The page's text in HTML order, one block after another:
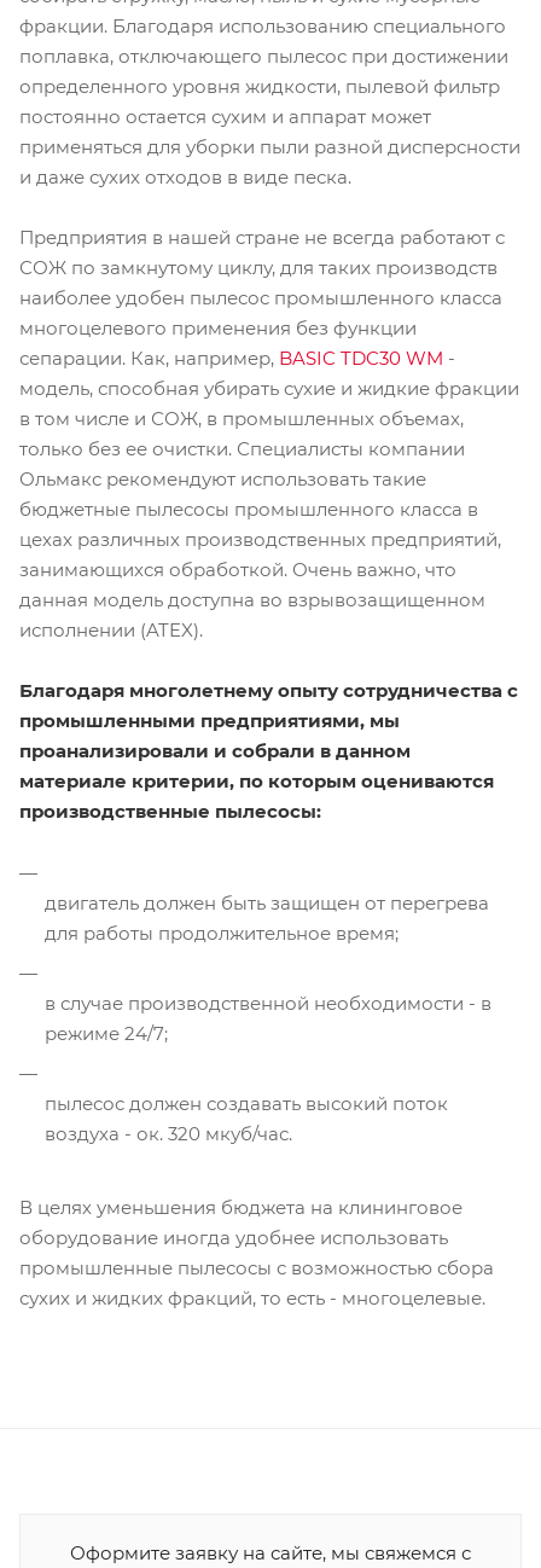
фракции. Благодаря использованию специального
поплавка, отключающего пылесос при достижении
определенного уровня жидкости, пылевой фильтр
постоянно остается сухим и аппарат может
применяться для уборки пыли разной дисперсности
и даже сухих отходов в виде песка.
Предприятия в нашей стране не всегда работают с
СОЖ по замкнутому циклу, для таких производств
наиболее удобен пылесос промышленного класса
многоцелевого применения без функции
сепарации. Как, например, BASIC TDC30 WM -
модель, способная убирать сухие и жидкие фракции
в том числе и СОЖ, в промышленных объемах,
только без ее очистки. Специалисты компании
Ольмакс рекомендуют использовать такие
бюджетные пылесосы промышленного класса в
цехах различных производственных предприятий,
занимающихся обработкой. Очень важно, что
данная модель доступна во взрывозащищенном
исполнении (ATEX).
Благодаря многолетнему опыту сотрудничества с
промышленными предприятиями, мы
проанализировали и собрали в данном
материале критерии, по которым оцениваются
производственные пылесосы:
двигатель должен быть защищен от перегрева
для работы продолжительное время;
в случае производственной необходимости - в
режиме 24/7;
пылесос должен создавать высокий поток
воздуха - ок. 320 мкуб/час.
В целях уменьшения бюджета на клининговое
оборудование иногда удобнее использовать
промышленные пылесосы с возможностью сбора
сухих и жидких фракций, то есть - многоцелевые.
Оформите заявку на сайте, мы свяжемся с